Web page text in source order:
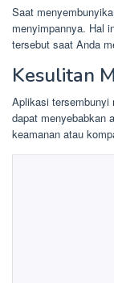
Saat
menyimpannya. Hal
tersebut saat Anda
Kesulitan
Aplikasi tersembunyi
dapat menyebabkan
keamanan atau